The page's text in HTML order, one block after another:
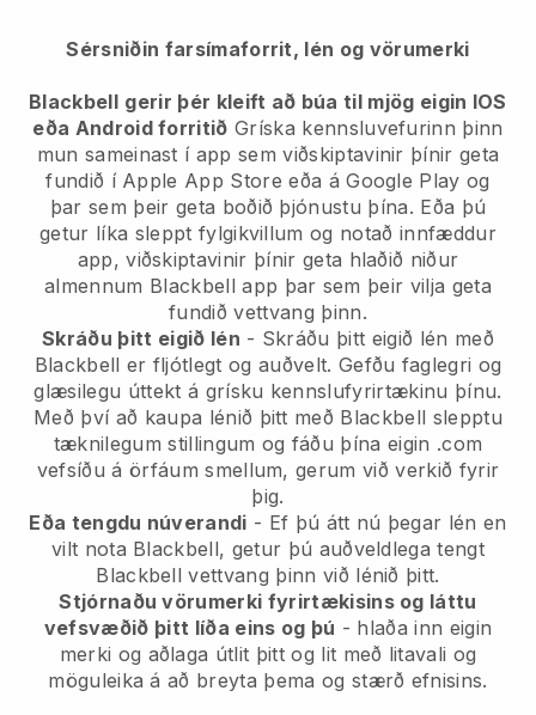
Sérsniðin farsímaforrit, lén og vörumerki
Blackbell gerir þér kleift að búa til mjög eigin IOS
eða Android forritið Gríska kennsluvefurinn þinn
mun sameinast í app sem viðskiptavinir þínir geta
fundið í Apple App Store eða á Google Play og
þar sem þeir geta boðið þjónustu þína. Eða þú
getur líka sleppt fylgikvillum og notað innfæddur
app, viðskiptavinir þínir geta hlaðið niður
almennum Blackbell app þar sem þeir vilja geta
fundið vettvang þinn.
Skráðu þitt eigið lén - Skráðu þitt eigið lén með
Blackbell er fljótlegt og auðvelt. Gefðu faglegri og
glæsilegu úttekt á grísku kennslufyrirtækinu þínu.
Með því að kaupa lénið þitt með Blackbell slepptu
tæknilegum stillingum og fáðu þína eigin .com
vefsíðu á örfáum smellum, gerum við verkið fyrir
þig.
Eða tengdu núverandi - Ef þú átt nú þegar lén en
vilt nota Blackbell, getur þú auðveldlega tengt
Blackbell vettvang þinn við lénið þitt.
Stjórnaðu vörumerki fyrirtækisins og láttu
vefsvæðið þitt líða eins og þú - hlaða inn eigin
merki og aðlaga útlit þitt og lit með litavali og
möguleika á að breyta þema og stærð efnisins.